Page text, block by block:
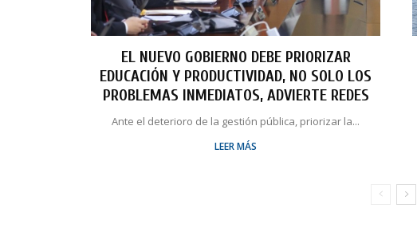
EL NUEVO GOBIERNO DEBE PRIORIZAR
EDUCACIÓN Y PRODUCTIVIDAD, NO SOLO LOS
PROBLEMAS INMEDIATOS, ADVIERTE REDES
Ante el deterioro de la gestión pública, priorizar la...
LEER MÁS